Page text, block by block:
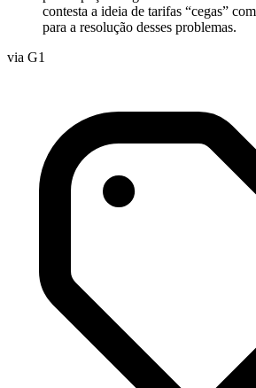
contesta a ideia de tarifas “cegas”
para a resolução desses problemas.
via G1